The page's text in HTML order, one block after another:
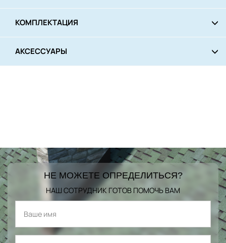
КОМПЛЕКТАЦИЯ
АКСЕССУАРЫ
НЕ МОЖЕТЕ ОПРЕДЕЛИТЬСЯ?
НАШ СОТРУДНИК ГОТОВ ПОМОЧЬ ВАМ